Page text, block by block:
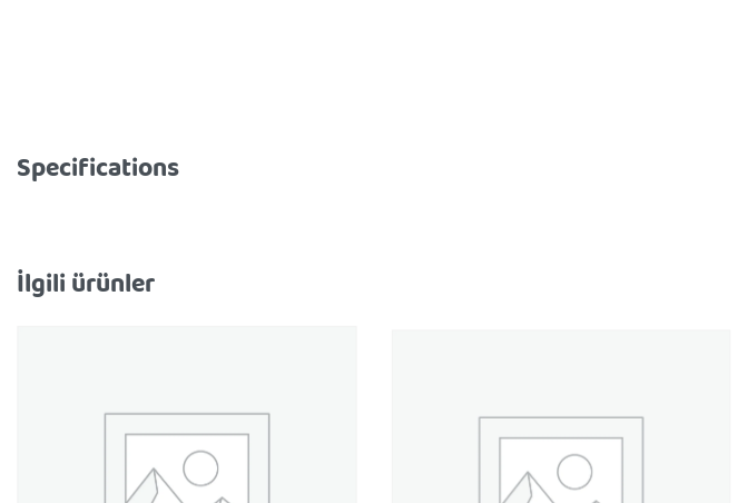
Specifications
İlgili ürünler